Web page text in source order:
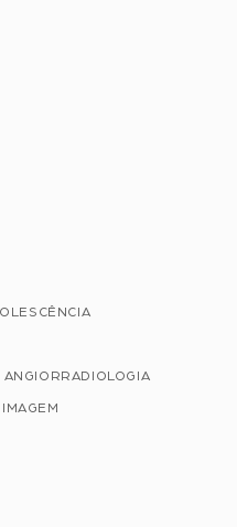
ANGIORRADIOLOGIA